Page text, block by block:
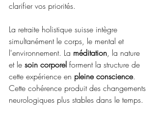
clarifier vos priorités.
La retraite holistique suisse intègre
simultanément le corps, le mental et
l'environnement. La méditation, la nature
et le soin corporel forment la structure de
cette expérience en pleine conscience.
Cette cohérence produit des changements
neurologiques plus stables dans le temps.